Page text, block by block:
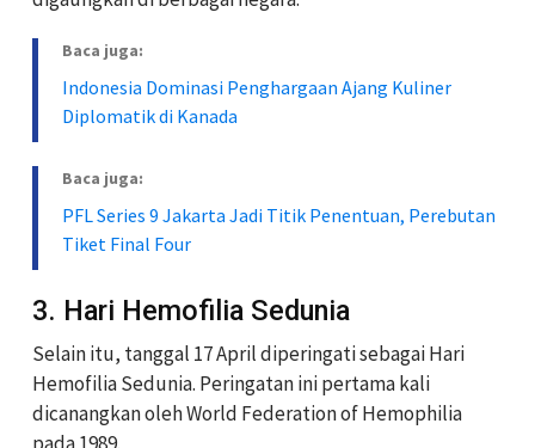
Baca juga:
Indonesia Dominasi Penghargaan Ajang Kuliner
Diplomatik di Kanada
Baca juga:
PFL Series 9 Jakarta Jadi Titik Penentuan, Perebutan
Tiket Final Four
3. Hari Hemofilia Sedunia
Selain itu, tanggal 17 April diperingati sebagai Hari
Hemofilia Sedunia. Peringatan ini pertama kali
dicanangkan oleh World Federation of Hemophilia
pada 1989.